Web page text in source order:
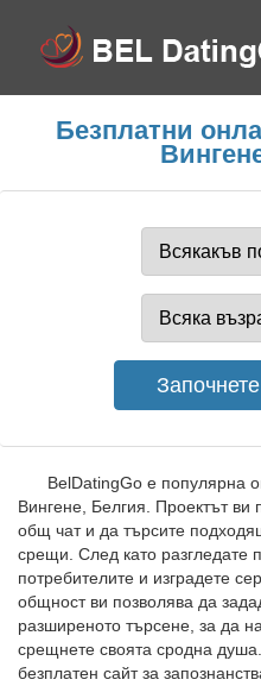
Безплатни
BelDatingGo е популярна
Вингене, Белгия. Проектът ви
общ чат и да търсите
срещи. След като разгледате
потребителите и изградете
общност ви позволява да
разширеното търсене, за да
срещнете своята сродна
безплатен сайт за